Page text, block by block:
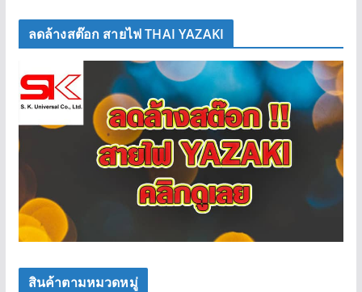
ลดล้างสต๊อก สายไฟ THAI YAZAKI
สินค้าตามหมวดหมู่